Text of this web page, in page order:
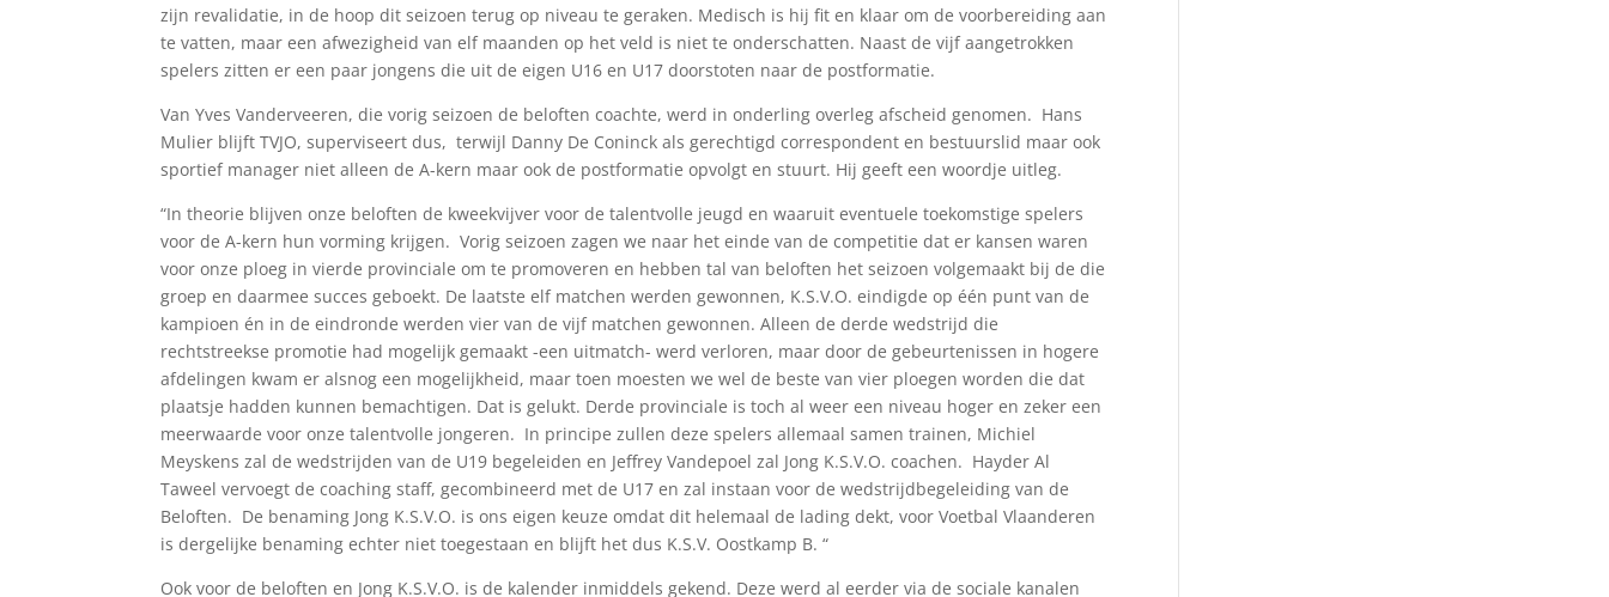
zijn revalidatie, in de hoop dit seizoen terug op niveau te geraken. Medisch is hij fit en klaar om de voorbereiding aan
te vatten, maar een afwezigheid van elf maanden op het veld is niet te onderschatten. Naast de vijf aangetrokken
spelers zitten er een paar jongens die uit de eigen U16 en U17 doorstoten naar de postformatie.
Van Yves Vanderveeren, die vorig seizoen de beloften coachte, werd in onderling overleg afscheid genomen. Hans
Mulier blijft TVJO, superviseert dus, terwijl Danny De Coninck als gerechtigd correspondent en bestuurslid maar ook
sportief manager niet alleen de A-kern maar ook de postformatie opvolgt en stuurt. Hij geeft een woordje uitleg.
“In theorie blijven onze beloften de kweekvijver voor de talentvolle jeugd en waaruit eventuele toekomstige spelers
voor de A-kern hun vorming krijgen. Vorig seizoen zagen we naar het einde van de competitie dat er kansen waren
voor onze ploeg in vierde provinciale om te promoveren en hebben tal van beloften het seizoen volgemaakt bij de die
groep en daarmee succes geboekt. De laatste elf matchen werden gewonnen, K.S.V.O. eindigde op één punt van de
kampioen én in de eindronde werden vier van de vijf matchen gewonnen. Alleen de derde wedstrijd die
rechtstreekse promotie had mogelijk gemaakt -een uitmatch- werd verloren, maar door de gebeurtenissen in hogere
afdelingen kwam er alsnog een mogelijkheid, maar toen moesten we wel de beste van vier ploegen worden die dat
plaatsje hadden kunnen bemachtigen. Dat is gelukt. Derde provinciale is toch al weer een niveau hoger en zeker een
meerwaarde voor onze talentvolle jongeren. In principe zullen deze spelers allemaal samen trainen, Michiel
Meyskens zal de wedstrijden van de U19 begeleiden en Jeffrey Vandepoel zal Jong K.S.V.O. coachen. Hayder Al
Taweel vervoegt de coaching staff, gecombineerd met de U17 en zal instaan voor de wedstrijdbegeleiding van de
Beloften. De benaming Jong K.S.V.O. is ons eigen keuze omdat dit helemaal de lading dekt, voor Voetbal Vlaanderen
is dergelijke benaming echter niet toegestaan en blijft het dus K.S.V. Oostkamp B. “
Ook voor de beloften en Jong K.S.V.O. is de kalender inmiddels gekend. Deze werd al eerder via de sociale kanalen